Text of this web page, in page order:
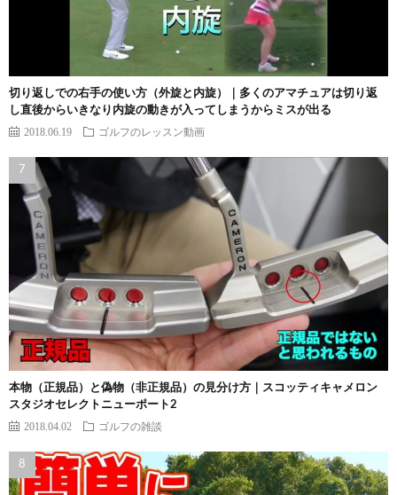
切り返しでの右手の使い方（外旋と内旋）｜多くのアマチュアは切り返
し直後からいきなり内旋の動きが入ってしまうからミスが出る
2018.06.19 ゴルフのレッスン動画
本物（正規品）と偽物（非正規品）の見分け方｜スコッティキャメロン
スタジオセレクトニューポート2
2018.04.02 ゴルフの雑談